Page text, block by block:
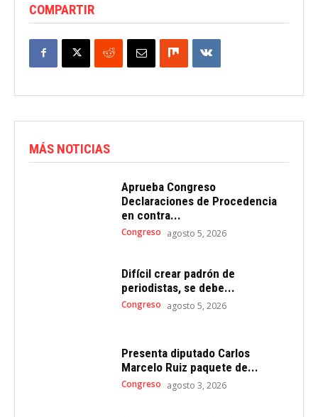
COMPARTIR
MÁS NOTICIAS
Aprueba Congreso
Declaraciones de Procedencia
en contra...
Congreso agosto 5, 2026
Difícil crear padrón de
periodistas, se debe...
Congreso agosto 5, 2026
Presenta diputado Carlos
Marcelo Ruiz paquete de...
Congreso agosto 3, 2026